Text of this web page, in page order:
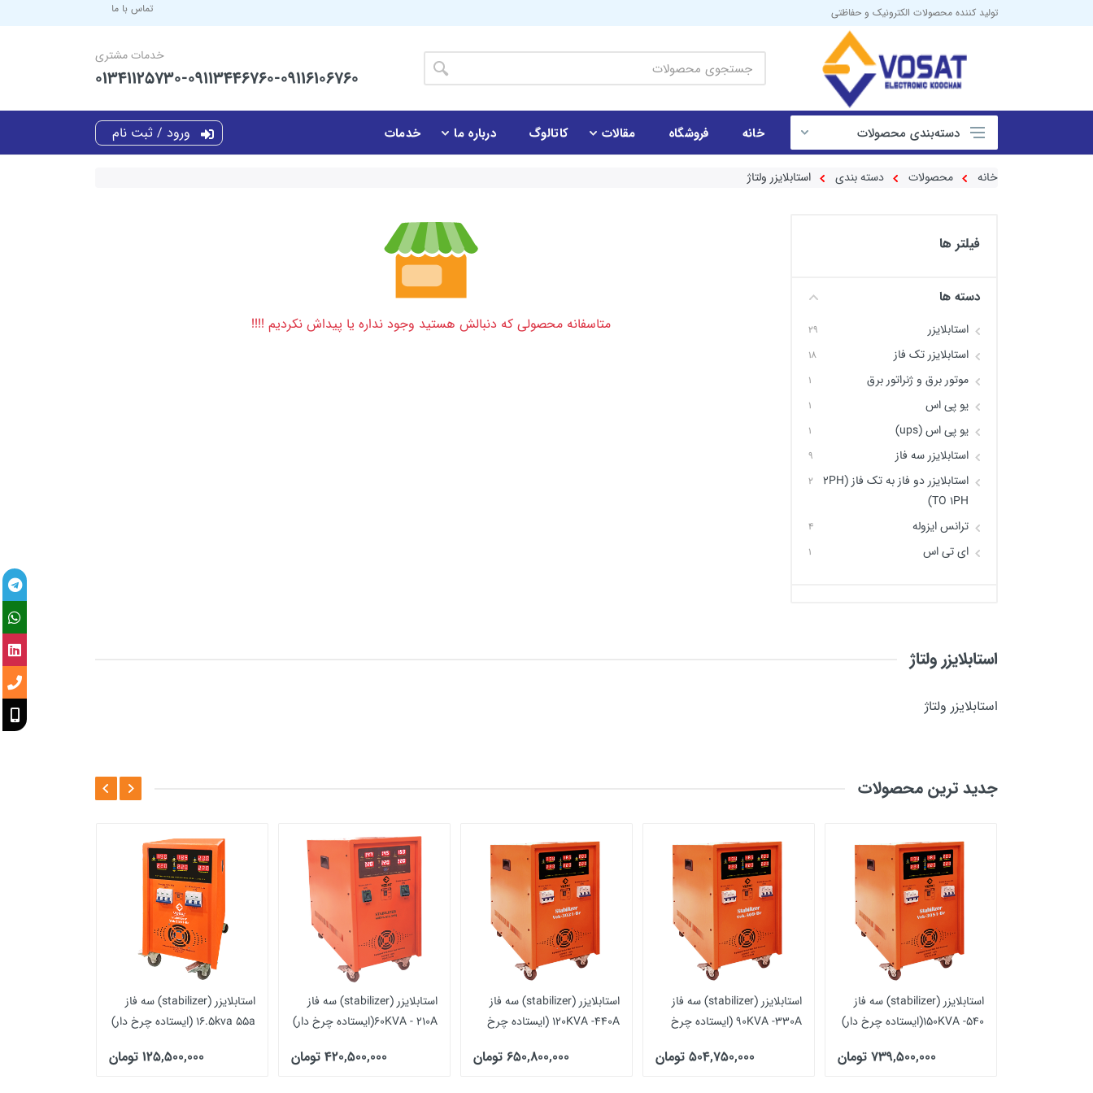
تولید کننده محصولات الکترونیک و حفاظتی تماس با ما
خدمات مشتری
01341125730-09113446760-09116106760
ای تی اس
اکو آمپلی فایر
یو پی اس
دسته‌بندی‌ محصولات خانه فروشگاه مقالات کاتالوگ درباره ما خدمات ورود / ثبت نام
خانه محصولات دسته بندی استابلایزر ولتاژ
فیلتر ها
دسته ها
استابلایزر 29
استابلایزر تک فاز 18
موتور برق و ژنراتور برق 1
یو پی اس 1
یو پی اس (ups) 1
استابلایزر سه فاز 9
استابلایزر دو فاز به تک فاز (2PH
TO 1PH)
2
ترانس ایزوله 4
ای تی اس 1
متاسفانه محصولی که دنبالش هستید وجود نداره یا پیداش نکردیم !!!!
استابلایزر ولتاژ
استابلایزر ولتاژ
جدید ترین محصولات
استابلایزر (stabilizer) سه فاز
150KVA -540(ایستاده چرخ دار)
739,500,000 تومان
استابلایزر (stabilizer) سه فاز
90KVA -330A (ایستاده چرخ
504,750,000 تومان
استابلایزر (stabilizer) سه فاز
120KVA -440A (ایستاده چرخ
650,800,000 تومان
استابلایزر (stabilizer) سه فاز
60KVA - 210A(ایستاده چرخ دار)
420,500,000 تومان
استابلایزر (stabilizer) سه فاز
16.5kva 55a (ایستاده چرخ دار)
125,500,000 تومان